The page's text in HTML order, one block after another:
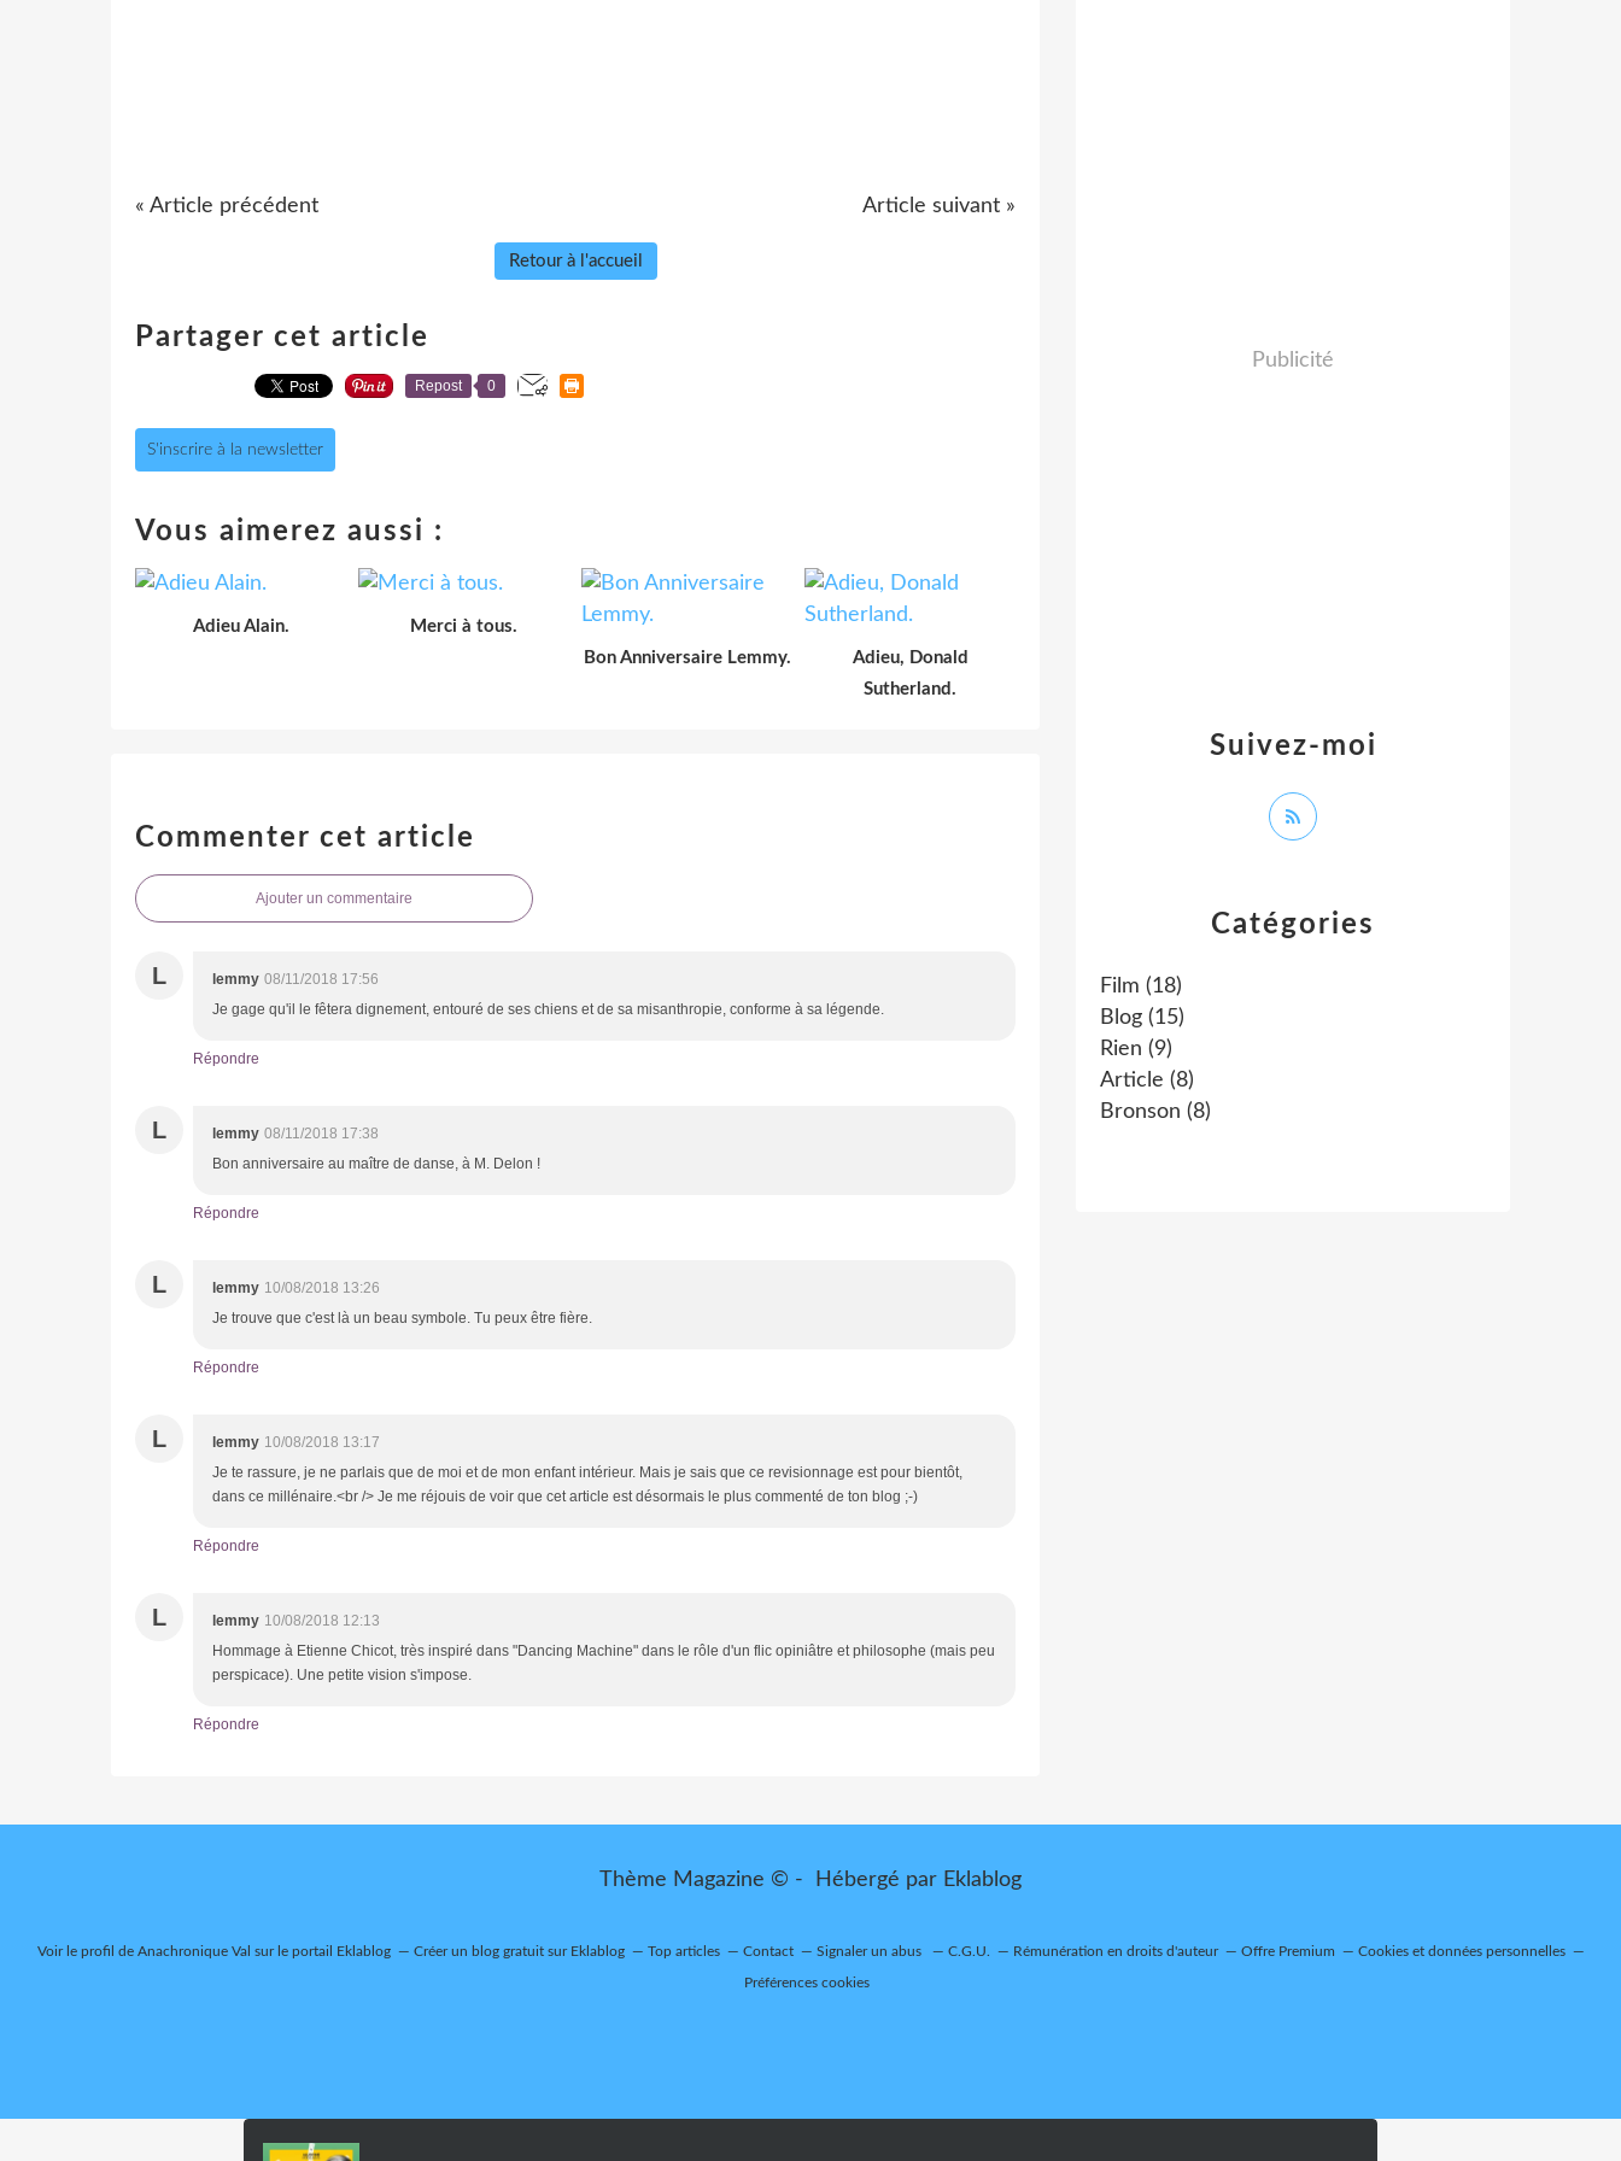
« Article précédent Article suivant »
Retour à l'accueil
Partager cet article
Repost 0
S'inscrire à la newsletter
Vous aimerez aussi :
Adieu Alain.
Merci à tous.
Bon Anniversaire Lemmy.
Adieu, Donald
Sutherland.
Commenter cet article
Ajouter un commentaire
L lemmy 08/11/2018 17:56
Je gage qu'il le fêtera dignement, entouré de ses chiens et de sa misanthropie, conforme à sa légende.
Répondre
L lemmy 08/11/2018 17:38
Bon anniversaire au maître de danse, à M. Delon !
Répondre
L lemmy 10/08/2018 13:26
Je trouve que c'est là un beau symbole. Tu peux être fière.
Répondre
L lemmy 10/08/2018 13:17
Je te rassure, je ne parlais que de moi et de mon enfant intérieur. Mais je sais que ce revisionnage est pour bientôt,
dans ce millénaire.<br /> Je me réjouis de voir que cet article est désormais le plus commenté de ton blog ;-)
Répondre
L lemmy 10/08/2018 12:13
Hommage à Etienne Chicot, très inspiré dans "Dancing Machine" dans le rôle d'un flic opiniâtre et philosophe (mais peu
perspicace). Une petite vision s'impose.
Répondre
Catégories
Film (18)
Blog (15)
Rien (9)
Article (8)
Bronson (8)
Suivez-moi
Publicité
Thème Magazine © - Hébergé par Eklablog
Voir le profil de Anachronique Val sur le portail Eklablog Créer un blog gratuit sur Eklablog Top articles Contact Signaler un abus C.G.U. Rémunération en droits d'auteur Offre Premium Cookies et données personnelles
Préférences cookies